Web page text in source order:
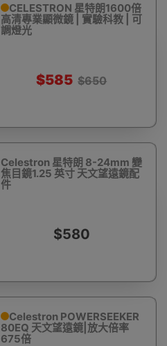
CELESTRON 星特朗1600倍
高清專業顯微鏡 | 實驗科教 | 可
調燈光
$585 $650
Celestron 星特朗 8-24mm 變
焦目鏡1.25 英寸 天文望遠鏡配
件
$580
Celestron POWERSEEKER
80EQ 天文望遠鏡|放大倍率
675倍